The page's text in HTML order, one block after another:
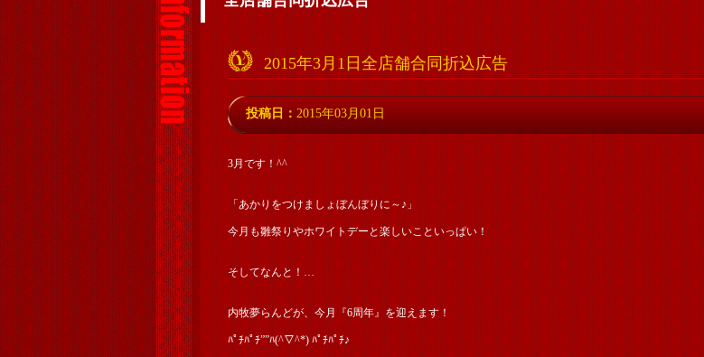
2015年3月1日全店舗合同折込広告
投稿日： 2015年03月01日
3月です！^^
「あかりをつけましょぼんぼりに～♪」
今月も雛祭りやホワイトデーと楽しいこといっぱい！
そしてなんと！…
内牧夢らんどが、今月『6周年』を迎えます！
ﾊﾟﾁﾊﾟﾁ””ﾊ(^▽^*) ﾊﾟﾁﾊﾟﾁ♪